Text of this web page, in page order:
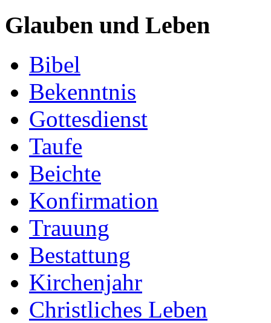
Glauben und Leben
Bibel
Bekenntnis
Gottesdienst
Taufe
Beichte
Konfirmation
Trauung
Bestattung
Kirchenjahr
Christliches Leben